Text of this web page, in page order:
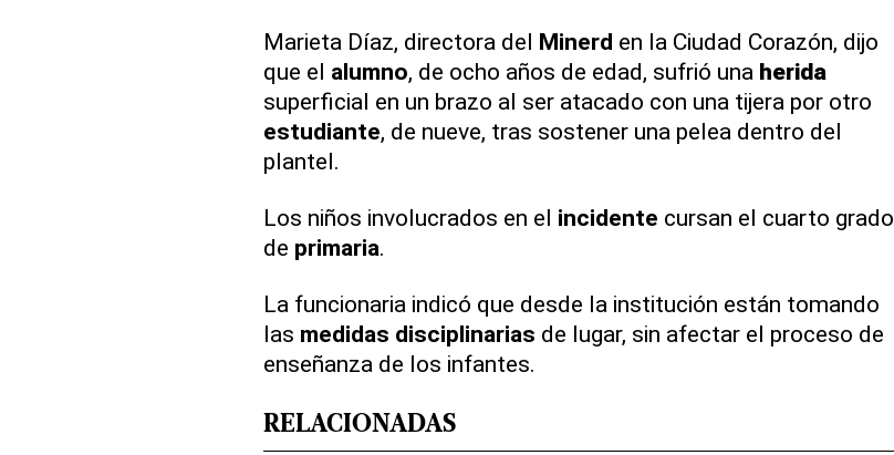
Marieta Díaz, directora del Minerd en la Ciudad Corazón, dijo
que el alumno, de ocho años de edad, sufrió una herida
superficial en un brazo al ser atacado con una tijera por otro
estudiante, de nueve, tras sostener una pelea dentro del
plantel.
Los niños involucrados en el incidente cursan el cuarto grado
de primaria.
La funcionaria indicó que desde la institución están tomando
las medidas disciplinarias de lugar, sin afectar el proceso de
enseñanza de los infantes.
RELACIONADAS